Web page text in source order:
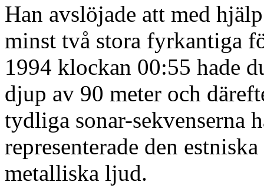
Han avslöjade att med
minst två stora fyrkantiga
1994 klockan 00:55 hade
djup av 90 meter och
tydliga sonar-sekvenserna
representerade den
metalliska ljud.